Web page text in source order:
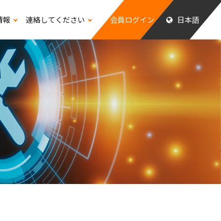
報 連絡してください 会員ログイン 日本語